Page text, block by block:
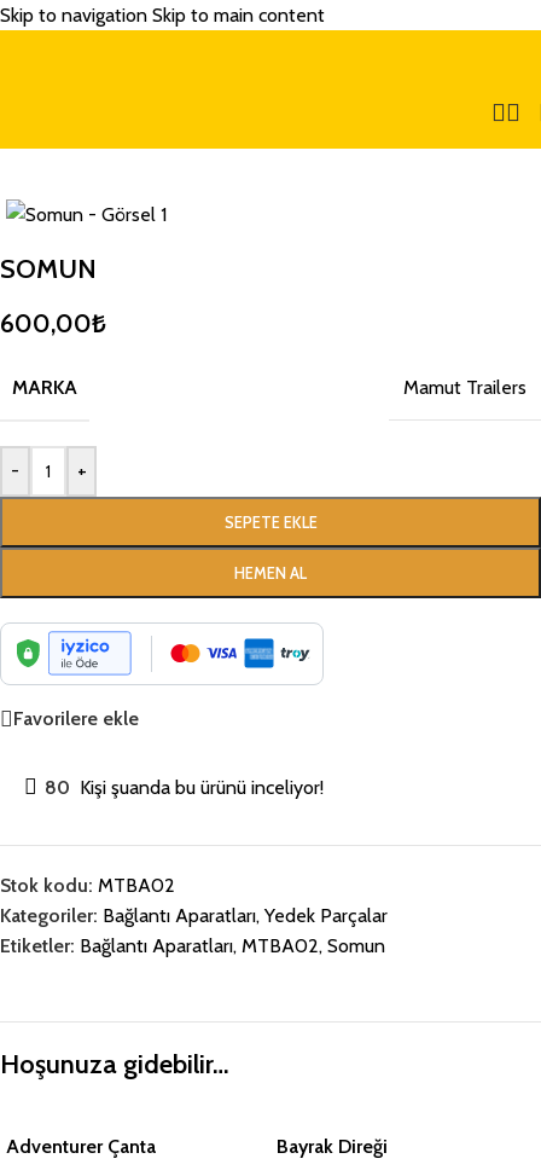
Skip to navigation Skip to main content
SOMUN
600,00₺
MARKA Mamut Trailers
- +
SEPETE EKLE
HEMEN AL
Favorilere ekle
80 Kişi şuanda bu ürünü inceliyor!
Stok kodu: MTBA02
Kategoriler: Bağlantı Aparatları, Yedek Parçalar
Etiketler: Bağlantı Aparatları, MTBA02, Somun
Hoşunuza gidebilir…
Adventurer Çanta Bayrak Direği